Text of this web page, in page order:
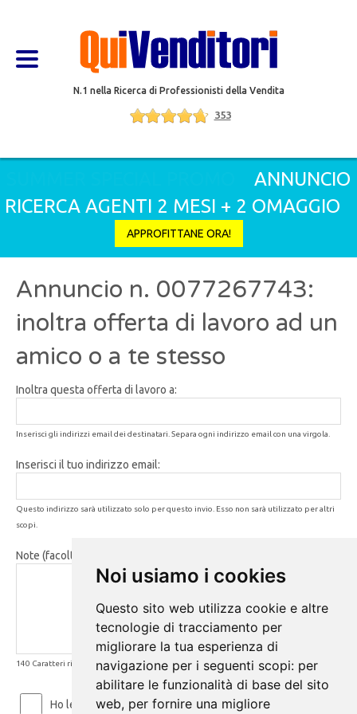
Noi usiamo i cookies
Questo sito web utilizza cookie e altre
tecnologie di tracciamento per
migliorare la tua esperienza di
navigazione per i seguenti scopi: per
abilitare le funzionalità di base del sito
web, per fornire una migliore
N.1 nella Ricerca di Professionisti della Vendita
353
ANNUNCIO
RICERCA AGENTI 2 MESI + 2 OMAGGIO
APPROFITTANE ORA!
Annuncio n. 0077267743:
inoltra offerta di lavoro ad un
amico o a te stesso
Inoltra questa offerta di lavoro a:
Inserisci gli indirizzi email dei destinatari. Separa ogni indirizzo email con una virgola.
Inserisci il tuo indirizzo email:
Questo indirizzo sarà utilizzato solo per questo invio. Esso non sarà utilizzato per altri
scopi.
Note (facoltativo):
140 Caratteri rimanenti
Ho letto ed accetto leCondizioni d'usoe laPrivacy Policy